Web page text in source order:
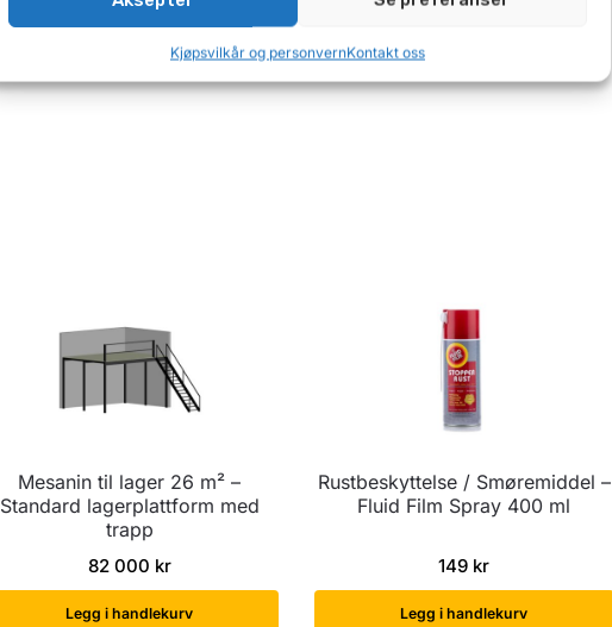
Kjøpsvilkår og personvernKontakt oss
Mesanin til lager 26 m² –
Standard lagerplattform med
trapp
82 000 kr
Legg i handlekurv
Rustbeskyttelse / Smøremiddel –
Fluid Film Spray 400 ml
149 kr
Legg i handlekurv